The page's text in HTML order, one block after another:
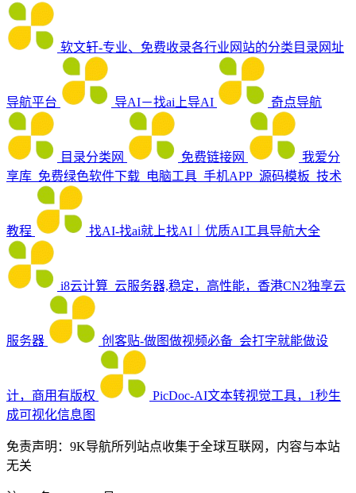
软文轩-专业、免费收录各行业网站的分类目录网址
导航平台 导AI－找ai上导AI 奇点导航
目录分类网 免费链接网
我爱分
享库_免费绿色软件下载_电脑工具_手机APP_源码模板_技术
教程 找AI-找ai就上找AI｜优质AI工具导航大全
i8云计算_云服务器,稳定，高性能，香港CN2独享云
服务器 创客贴-做图做视频必备_会打字就能做设
计，商用有版权
PicDoc-AI文本转视觉工具，1秒生
成可视化信息图
免责声明：9K导航所列站点收集于全球互联网，内容与本站
无关